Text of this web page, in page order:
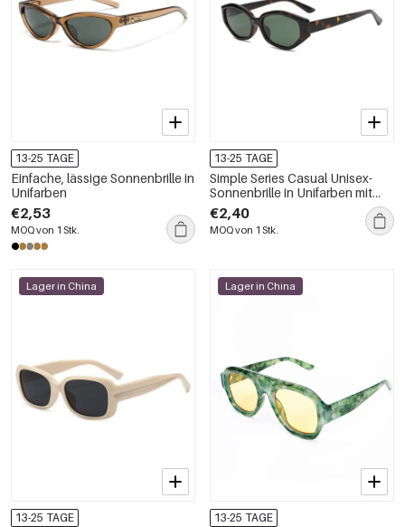
13-25 TAGE
Einfache, lässige Sonnenbrille in
Unifarben
€2,53
MOQ von 1 Stk.
13-25 TAGE
Simple Series Casual Unisex-
Sonnenbrille in Unifarben mit
Farbverlauf
€2,40
MOQ von 1 Stk.
Lager in China
13-25 TAGE
Lager in China
13-25 TAGE